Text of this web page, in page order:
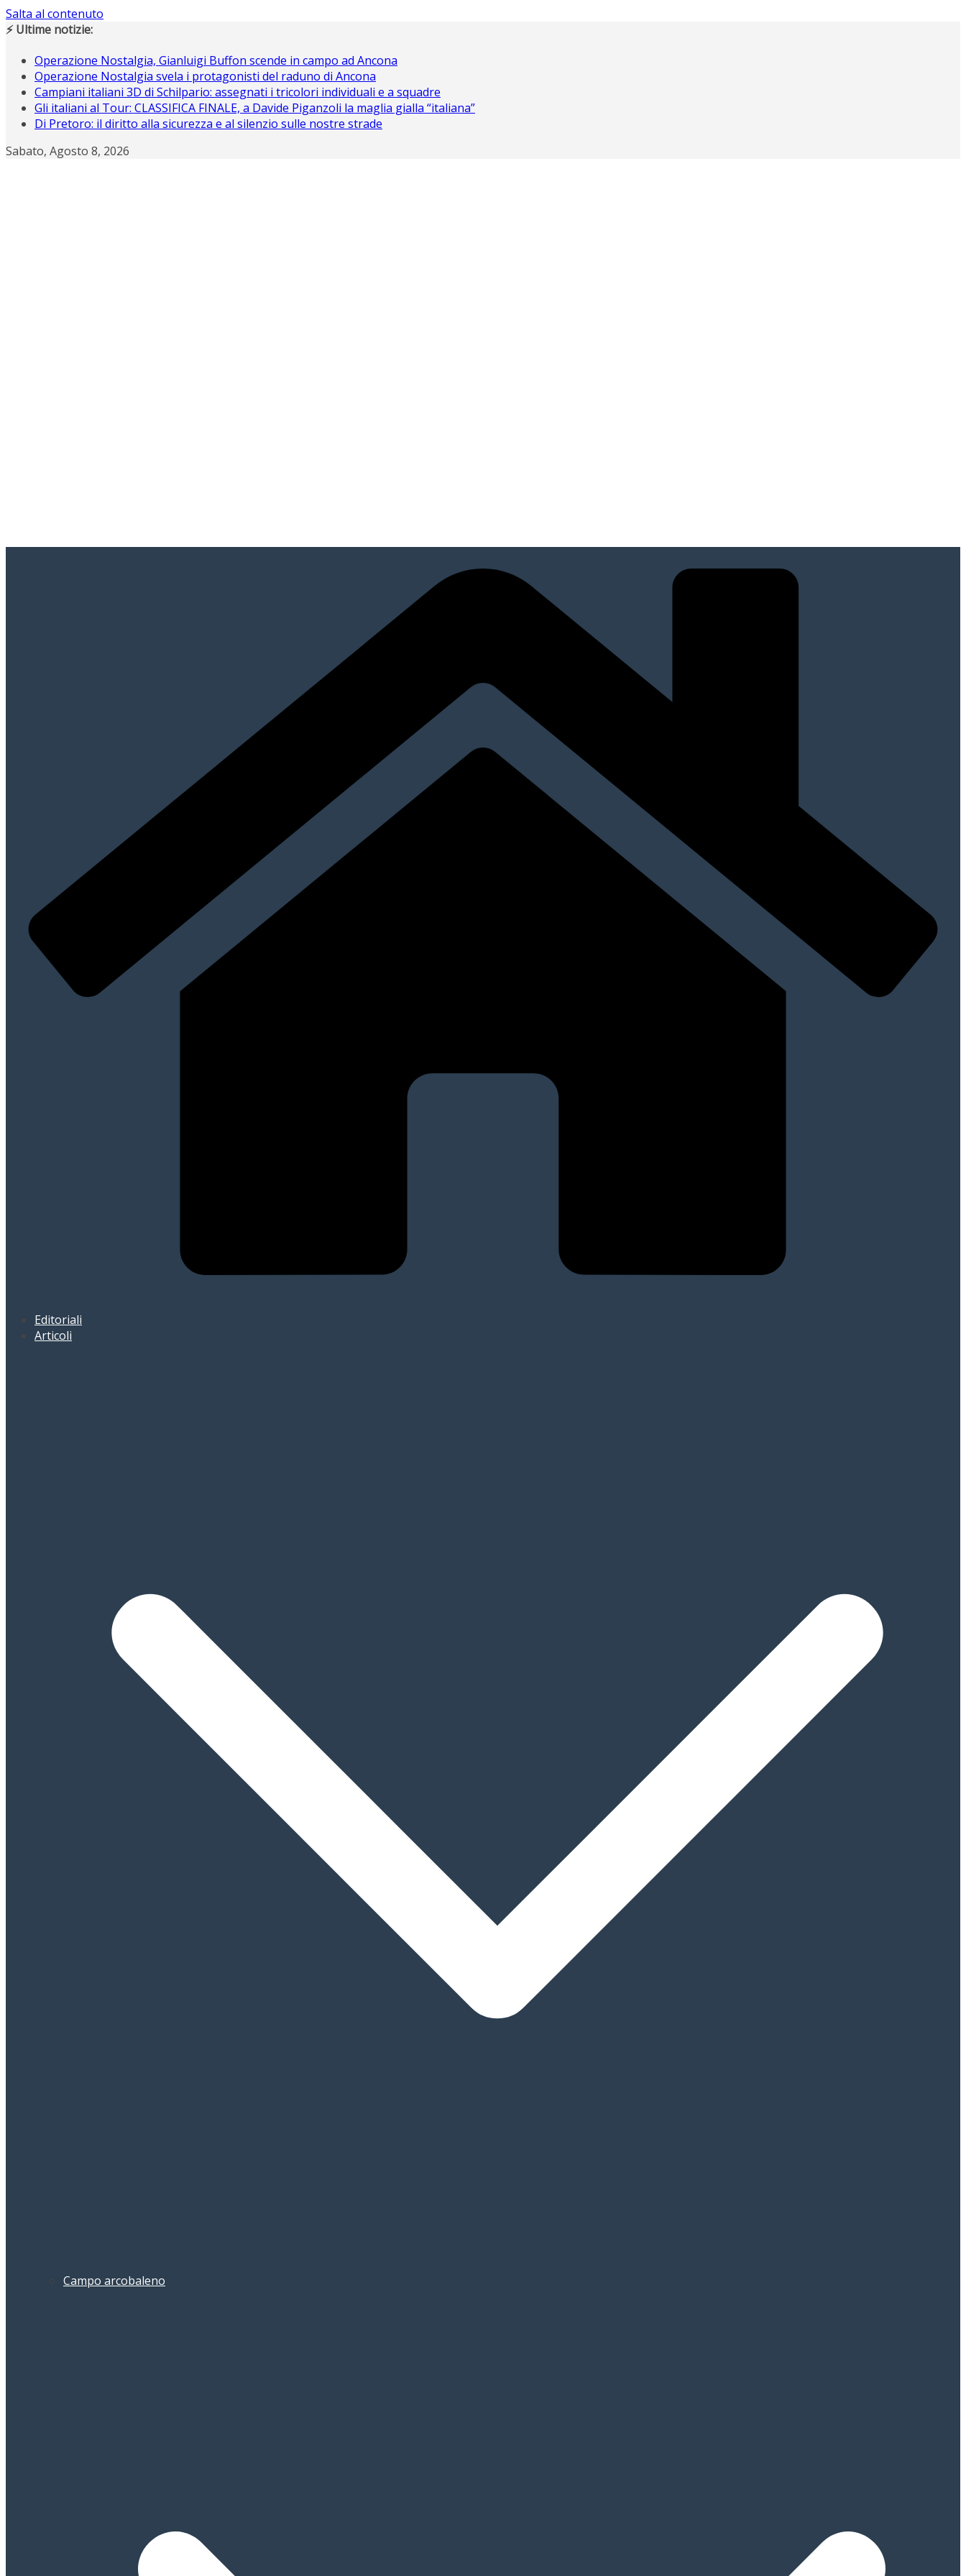
Salta al contenuto
⚡ Ultime notizie:
Operazione Nostalgia, Gianluigi Buffon scende in campo ad Ancona
Operazione Nostalgia svela i protagonisti del raduno di Ancona
Campiani italiani 3D di Schilpario: assegnati i tricolori individuali e a squadre
Gli italiani al Tour: CLASSIFICA FINALE, a Davide Piganzoli la maglia gialla “italiana”
Di Pretoro: il diritto alla sicurezza e al silenzio sulle nostre strade
Sabato, Agosto 8, 2026
Editoriali
Articoli
Campo arcobaleno